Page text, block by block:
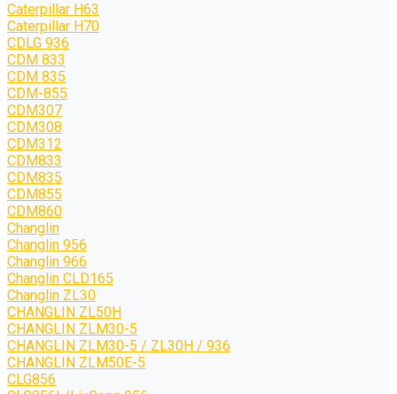
Caterpillar H63
Caterpillar H70
CDLG 936
CDM 833
CDM 835
CDM-855
CDM307
CDM308
CDM312
CDM833
CDM835
CDM855
CDM860
Changlin
Changlin 956
Changlin 966
Changlin CLD165
Changlin ZL30
CHANGLIN ZL50H
CHANGLIN ZLM30-5
CHANGLIN ZLM30-5 / ZL30H / 936
CHANGLIN ZLM50E-5
CLG856